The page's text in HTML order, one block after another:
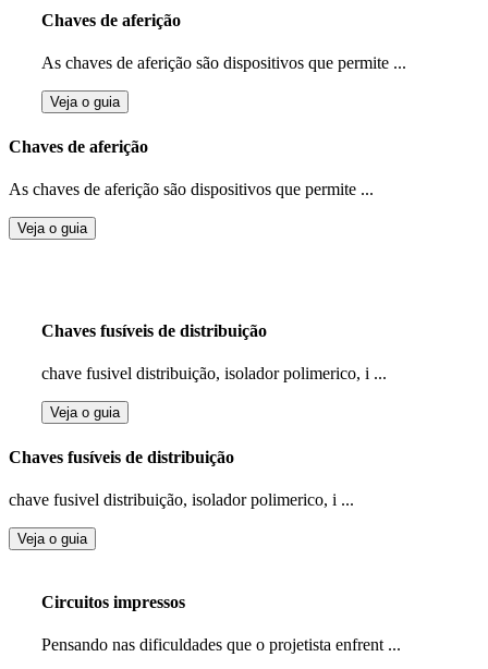
Chaves de aferição
As chaves de aferição são dispositivos que permite ...
Veja o guia
Chaves de aferição
As chaves de aferição são dispositivos que permite ...
Veja o guia
Chaves fusíveis de distribuição
chave fusivel distribuição, isolador polimerico, i ...
Veja o guia
Chaves fusíveis de distribuição
chave fusivel distribuição, isolador polimerico, i ...
Veja o guia
Circuitos impressos
Pensando nas dificuldades que o projetista enfrent ...